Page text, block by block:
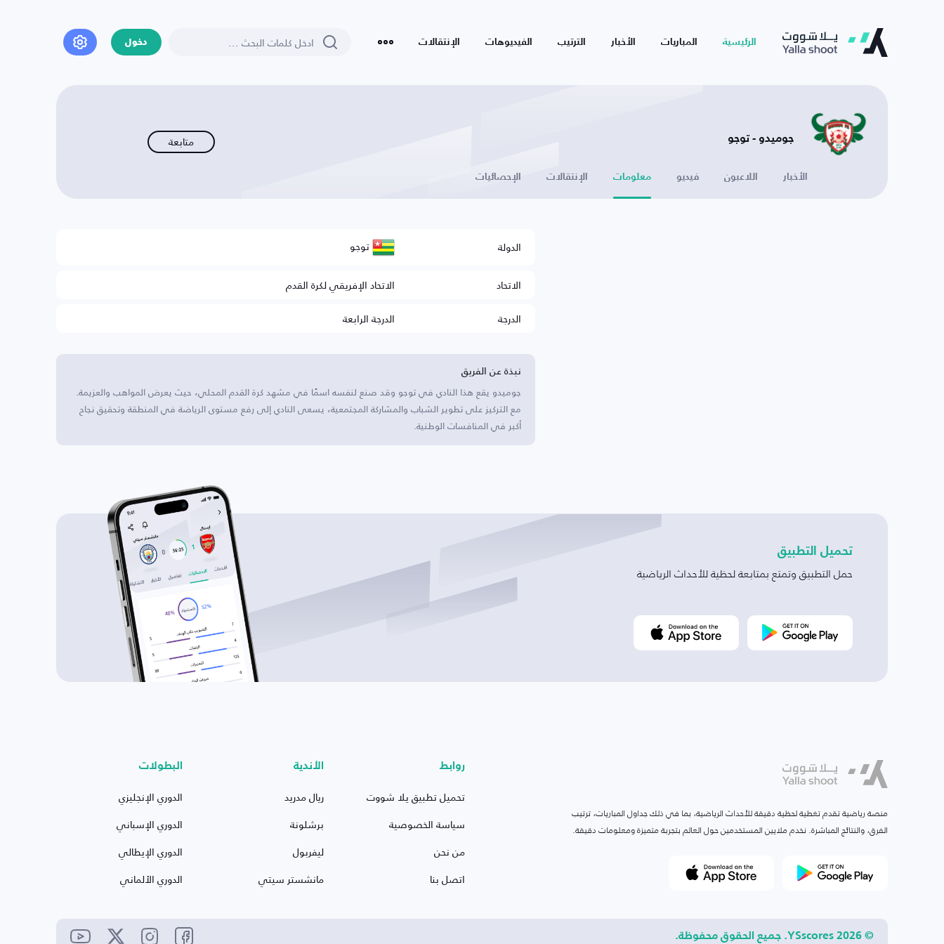
الرئيسية المباريات الأخبار الترتيب الفيديوهات الإنتقالات دخول
جوميدو - توجو متابعة
الأخبار اللاعبون فيديو معلومات الإنتقالات الإحصائيات
الدولة توجو
الاتحاد
الاتحاد الإفريقي لكرة القدم
الدرجة
الدرجة الرابعة
نبذة عن الفريق
جوميدو يقع هذا النادي في توجو وقد صنع لنفسه اسمًا في مشهد كرة القدم المحلي، حيث يعرض المواهب والعزيمة.
مع التركيز على تطوير الشباب والمشاركة المجتمعية، يسعى النادي إلى رفع مستوى الرياضة في المنطقة وتحقيق نجاح
أكبر في المنافسات الوطنية.
تحميل التطبيق
حمل التطبيق وتمتع بمتابعة لحظية للأحداث الرياضية
منصة رياضية تقدم تغطية لحظية دقيقة للأحداث الرياضية، بما في ذلك جداول المباريات، ترتيب
الفرق، والنتائج المباشرة. نخدم ملايين المستخدمين حول العالم بتجربة متميزة ومعلومات دقيقة.
روابط
تحميل تطبيق يلا شووت
سياسة الخصوصية
من نحن
اتصل بنا
الأندية
ريال مدريد
برشلونة
ليفربول
مانشستر سيتي
البطولات
الدوري الإنجليزي
الدوري الإسباني
الدوري الإيطالي
الدوري الألماني
© 2026 YSscores. جميع الحقوق محفوظة.